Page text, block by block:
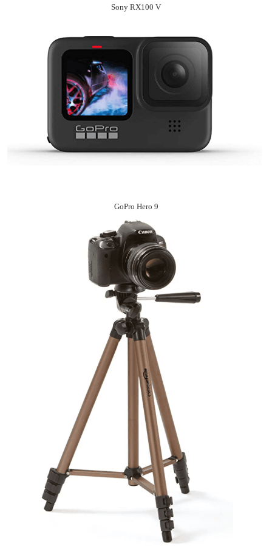
Sony RX100 V
GoPro Hero 9